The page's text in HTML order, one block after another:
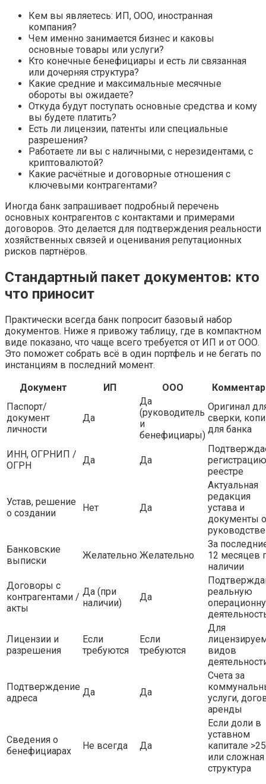
Кем вы являетесь: ИП, ООО, иностранная
компания?
Чем именно занимается бизнес и каковы
основные товары или услуги?
Кто конечные бенефициары и есть ли связанная
или дочерняя структура?
Какие средние и максимальные месячные
обороты вы ожидаете?
Откуда будут поступать основные средства и кому
вы будете платить?
Есть ли лицензии, патенты или специальные
разрешения?
Работаете ли вы с наличными, с нерезидентами, с
криптовалютой?
Какие расчётные и договорные отношения с
ключевыми контрагентами?
Иногда банк запрашивает подробный перечень
основных контрагентов с контактами и примерами
договоров. Это делается для подтверждения реальности
хозяйственных связей и оценивания репутационных
рисков партнёров.
Стандартный пакет документов: кто
что приносит
Практически всегда банк попросит базовый набор
документов. Ниже я привожу таблицу, где в компактном
виде показано, что чаще всего требуется от ИП и от ООО.
Это поможет собрать всё в один портфель и не бегать по
инстанциям в последний момент.
Документ
ИП ООО
Паспорт/
документ
личности
Да
Да
(руководитель
и
бенефициары)
Оригинал
сверки,
для банка
ИНН, ОГРНИП /
ОГРН
Да Да
реестре
Устав, решение
о создании
Нет Да
Актуальная
редакция
устава и
документы о
руководстве
Банковские
выписки
Желательно Желательно
За
12 месяцев
наличии
Договоры с
контрагентами /
акты
Да (при
наличии)
Да
реальную
Лицензии и
разрешения
Если
требуются
Если
требуются
Для
видов
Подтверждение
адреса
Да Да
Счета за
услуги,
аренды
Сведения о
бенефициарах
Не всегда Да
Если доли в
уставном
капитале
или сложная
структура